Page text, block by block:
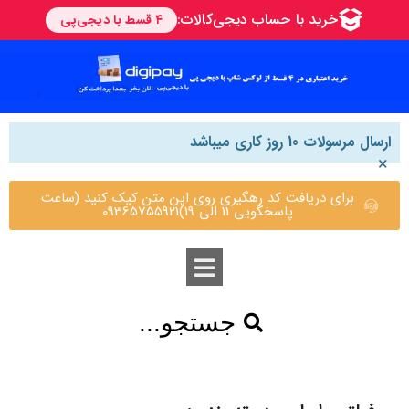
ارسال مرسولات 10 روز کاری میباشد
×
برای دریافت کد رهگیری روی این متن کیک کنید (ساعت
پاسخگویی 11 الی 19)09365755921
جستجو...